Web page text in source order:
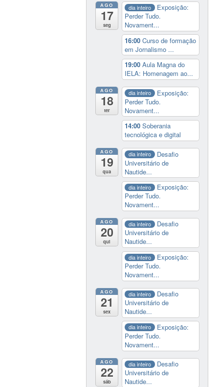
AGO
17
seg
dia inteiro
Exposição:
Perder Tudo.
Novament...
16:00Curso de formação
em Jornalismo ...
19:00Aula Magna do
IELA: Homenagem ao...
AGO
18
ter
dia inteiro
Exposição:
Perder Tudo.
Novament...
14:00Soberania
tecnológica e digital
AGO
19
qua
dia inteiro
Desafio
Universitário de
Nautide...
dia inteiro
Exposição:
Perder Tudo.
Novament...
AGO
20
qui
dia inteiro
Desafio
Universitário de
Nautide...
dia inteiro
Exposição:
Perder Tudo.
Novament...
AGO
21
sex
dia inteiro
Desafio
Universitário de
Nautide...
dia inteiro
Exposição:
Perder Tudo.
Novament...
AGO
22
sáb
dia inteiro
Desafio
Universitário de
Nautide...